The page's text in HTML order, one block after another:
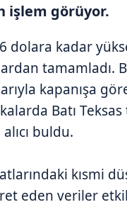
işlem görüyor.
dolara kadar
tamamladı.
kapanışa
Batı
buldu.
kısmi
eden veriler